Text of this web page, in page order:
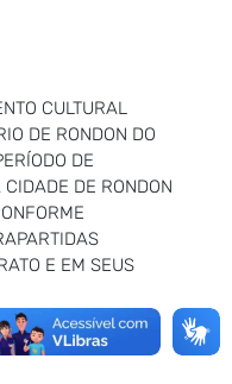
CULTURAL
DE RONDON DO
DE
DE RONDON
E EM SEUS